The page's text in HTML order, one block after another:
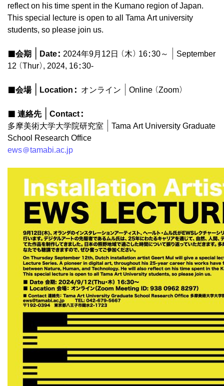
reflect on his time spent in the Kumano region of Japan.
This special lecture is open to all Tama Art university
students, so please join us.
■会期｜Date: 2024年9月12日（木）16:30～｜September
12 (Thur), 2024, 16:30-
■会場｜Location： オンライン｜Online (Zoom)
■ 連絡先｜Contact：
多摩美術大学大学院研究室｜Tama Art University Graduate
School Research Office
ews@tamabi.ac.jp